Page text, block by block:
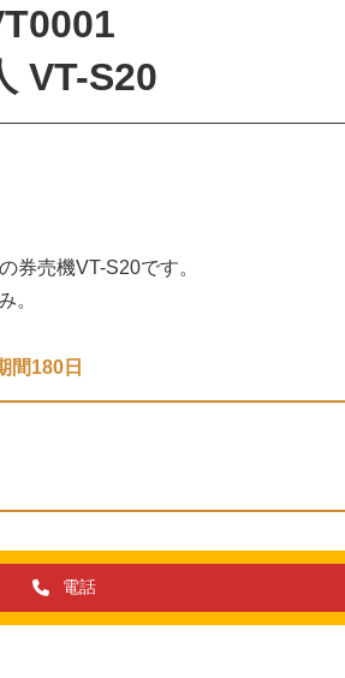
VT-S20
券売機VT-S20です。
。
180日
電話